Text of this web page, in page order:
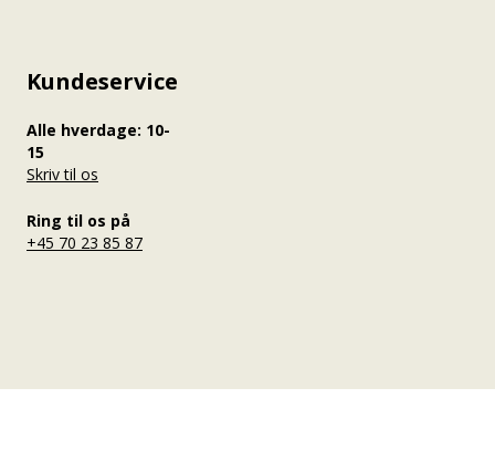
Kundeservice
Alle hverdage: 10-
15
Skriv til os
Ring til os på
+45 70 23 85 87